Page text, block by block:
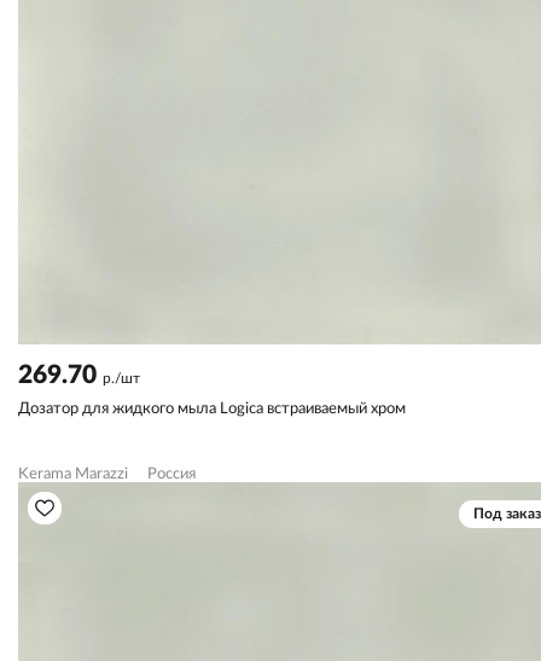
269.70 р./шт
Дозатор для жидкого мыла Logica встраиваемый хром
Kerama Marazzi Россия
Под заказ